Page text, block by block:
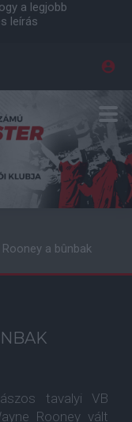
a legjobb
leírás
a bûnbak
tavalyi VB
Rooney vált